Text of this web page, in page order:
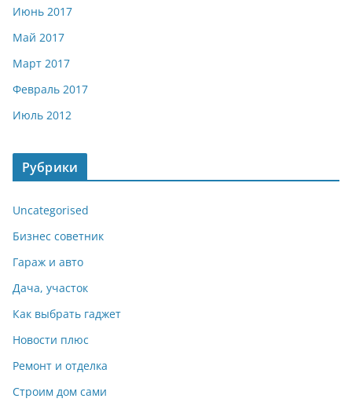
Июнь 2017
Май 2017
Март 2017
Февраль 2017
Июль 2012
Рубрики
Uncategorised
Бизнес советник
Гараж и авто
Дача, участок
Как выбрать гаджет
Новости плюс
Ремонт и отделка
Строим дом сами